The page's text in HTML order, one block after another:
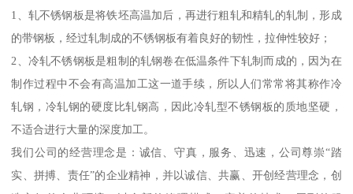
1、轧不锈钢板是将铁坯高温加后，再进行粗轧和精轧的轧制，形成
的带钢板，经过轧制成的不锈钢板有着良好的韧性，拉伸性较好；
2、冷轧不锈钢板是粗制的轧钢卷在低温条件下轧制而成的，因为在
制作过程中不会有高温加工这一道手续，所以人们常常将其称作冷
轧钢，冷轧钢的硬度比轧钢高，因此冷轧型不锈钢板的质地坚硬，
不适合进行大量的深度加工。
我们公司的经营理念是：诚信、守真，服务、迅速，公司尊崇“踏
实、拼搏、责任”的企业精神，并以诚信、共赢、开创经营理念，创